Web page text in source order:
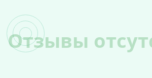
Отзывы